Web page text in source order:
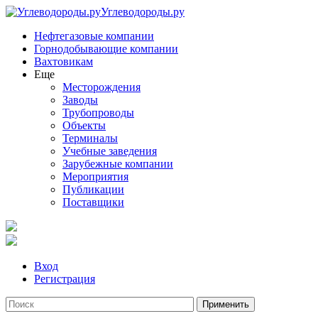
Углеводороды.ру
Нефтегазовые компании
Горнодобывающие компании
Вахтовикам
Еще
Месторождения
Заводы
Трубопроводы
Объекты
Терминалы
Учебные заведения
Зарубежные компании
Мероприятия
Публикации
Поставщики
Вход
Регистрация